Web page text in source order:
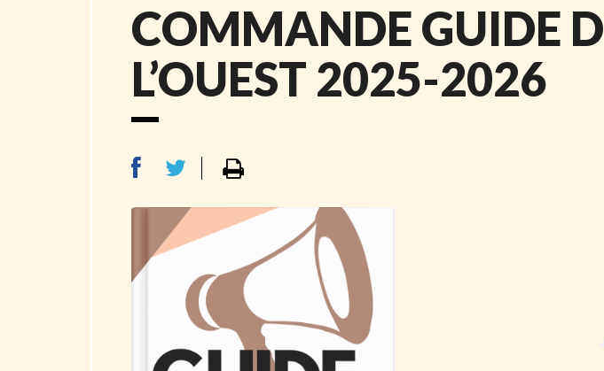
COMMANDE GUIDE
L’OUEST 2025-2026